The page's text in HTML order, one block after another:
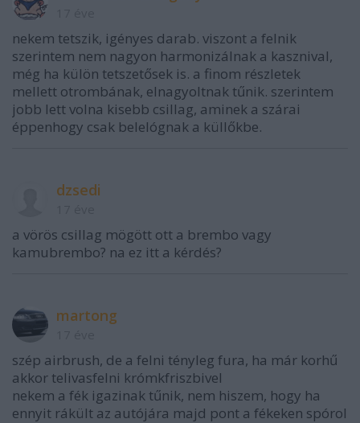
nekem tetszik, igényes darab. viszont a felnik
szerintem nem nagyon harmonizálnak a kasznival,
még ha külön tetszetősek is. a finom részletek
mellett otrombának, elnagyoltnak tűnik. szerintem
jobb lett volna kisebb csillag, aminek a szárai
éppenhogy csak belelógnak a küllőkbe.
dzsedi
a vörös csillag mögött ott a brembo vagy
kamubrembo? na ez itt a kérdés?
martong
szép airbrush, de a felni tényleg fura, ha már korhű
akkor telivasfelni krómkfriszbivel
nekem a fék igazinak tűnik, nem hiszem, hogy ha
ennyit rákült az autójára majd pont a fékeken spórol